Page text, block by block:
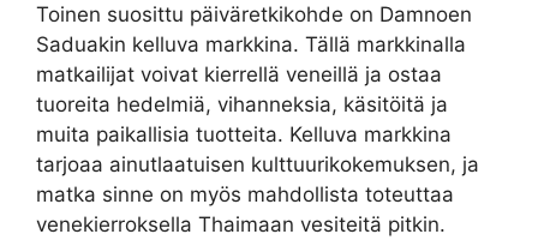
Toinen suosittu päiväretkikohde on Damnoen
Saduakin kelluva markkina. Tällä markkinalla
matkailijat voivat kierrellä veneillä ja ostaa
tuoreita hedelmiä, vihanneksia, käsitöitä ja
muita paikallisia tuotteita. Kelluva markkina
tarjoaa ainutlaatuisen kulttuurikokemuksen, ja
matka sinne on myös mahdollista toteuttaa
venekierroksella Thaimaan vesiteitä pitkin.